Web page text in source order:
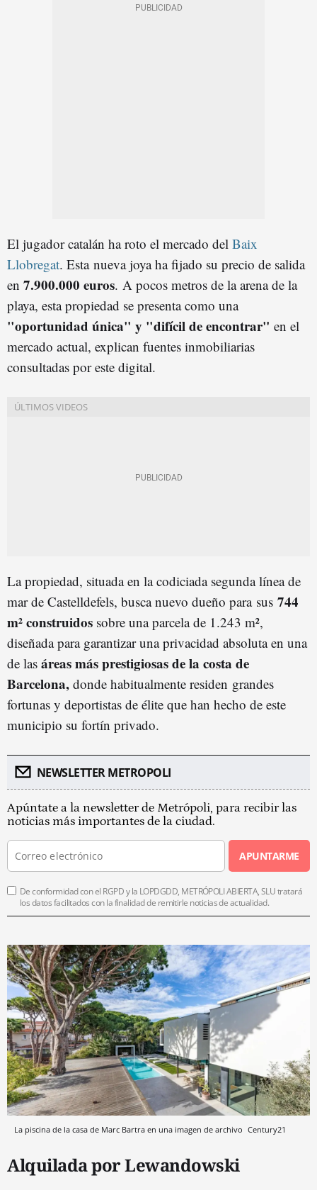
El jugador catalán ha roto el mercado del Baix
Llobregat. Esta nueva joya ha fijado su precio de salida
en 7.900.000 euros. A pocos metros de la arena de la
playa, esta propiedad se presenta como una
"oportunidad única" y "difícil de encontrar" en el
mercado actual, explican fuentes inmobiliarias
consultadas por este digital.
La propiedad, situada en la codiciada segunda línea de
mar de Castelldefels, busca nuevo dueño para sus 744
m² construidos sobre una parcela de 1.243 m²,
diseñada para garantizar una privacidad absoluta en una
de las áreas más prestigiosas de la costa de
Barcelona, donde habitualmente residen grandes
fortunas y deportistas de élite que han hecho de este
municipio su fortín privado.
NEWSLETTER METROPOLI
Apúntate a la newsletter de Metrópoli, para recibir las
noticias más importantes de la ciudad.
APUNTARME
De conformidad con el RGPD y la LOPDGDD, METRÓPOLI ABIERTA, SLU tratará
los datos facilitados con la finalidad de remitirle noticias de actualidad.
La piscina de la casa de Marc Bartra en una imagen de archivo Century21
Alquilada por Lewandowski